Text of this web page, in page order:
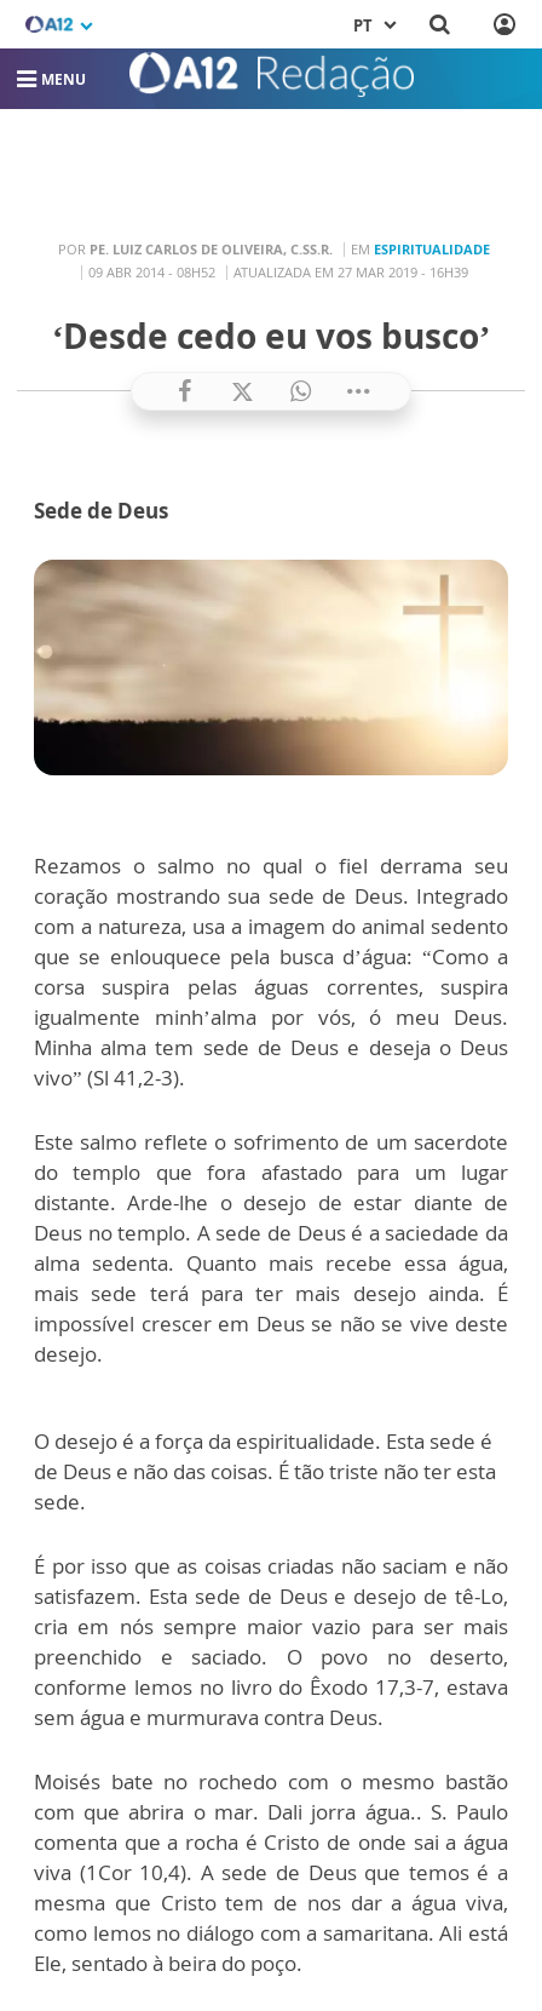
PT
MENU
POR PE. LUIZ CARLOS DE OLIVEIRA, C.SS.R. EM ESPIRITUALIDADE
09 ABR 2014 - 08H52
ATUALIZADA EM 27 MAR 2019 - 16H39
‘Desde cedo eu vos busco’
Sede de Deus
Rezamos o salmo no qual o fiel derrama seu
coração mostrando sua sede de Deus. Integrado
com a natureza, usa a imagem do animal sedento
que se enlouquece pela busca d’água: “Como a
corsa suspira pelas águas correntes, suspira
igualmente minh’alma por vós, ó meu Deus.
Minha alma tem sede de Deus e deseja o Deus
vivo” (Sl 41,2-3).
Este salmo reflete o sofrimento de um sacerdote
do templo que fora afastado para um lugar
distante. Arde-lhe o desejo de estar diante de
Deus no templo. A sede de Deus é a saciedade da
alma sedenta. Quanto mais recebe essa água,
mais sede terá para ter mais desejo ainda. É
impossível crescer em Deus se não se vive deste
desejo.
O desejo é a força da espiritualidade. Esta sede é
de Deus e não das coisas. É tão triste não ter esta
sede.
É por isso que as coisas criadas não saciam e não
satisfazem. Esta sede de Deus e desejo de tê-Lo,
cria em nós sempre maior vazio para ser mais
preenchido e saciado. O povo no deserto,
conforme lemos no livro do Êxodo 17,3-7, estava
sem água e murmurava contra Deus.
Moisés bate no rochedo com o mesmo bastão
com que abrira o mar. Dali jorra água.. S. Paulo
comenta que a rocha é Cristo de onde sai a água
viva (1Cor 10,4). A sede de Deus que temos é a
mesma que Cristo tem de nos dar a água viva,
como lemos no diálogo com a samaritana. Ali está
Ele, sentado à beira do poço.